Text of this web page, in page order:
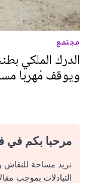
مجتمع
ويوقف مُهربا
مرحبا بكم في
نريد مساحة للنقاش
التبادلات بموجب